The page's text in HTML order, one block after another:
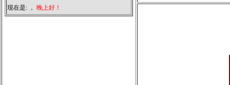
现在是: ， 晚上好！